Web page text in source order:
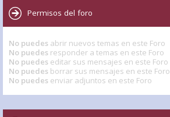
Permisos del foro
No puedes abrir nuevos temas en este Foro
No puedes responder a temas en este Foro
No puedes editar sus mensajes en este Foro
No puedes borrar sus mensajes en este Foro
No puedes enviar adjuntos en este Foro